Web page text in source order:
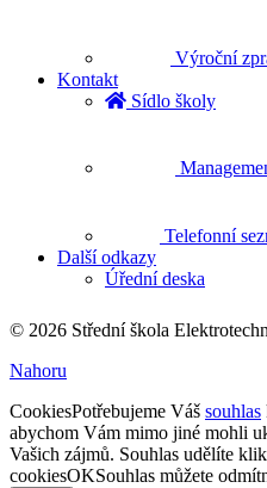
Výroční
Kontakt
Sídlo školy
Telefonní
Další odkazy
Úřední deska
© 2026 Střední škola
Nahoru
CookiesPotřebujeme Váš souhlas
abychom Vám mimo jiné mohli
Vašich zájmů. Souhlas udělíte
cookiesOKSouhlas můžete